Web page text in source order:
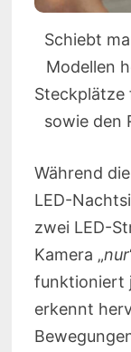
Schiebt
Modellen
Steckplätze
sowie den
Während
LED-
zwei LED-
Kamera „nur
funktioniert
erkennt